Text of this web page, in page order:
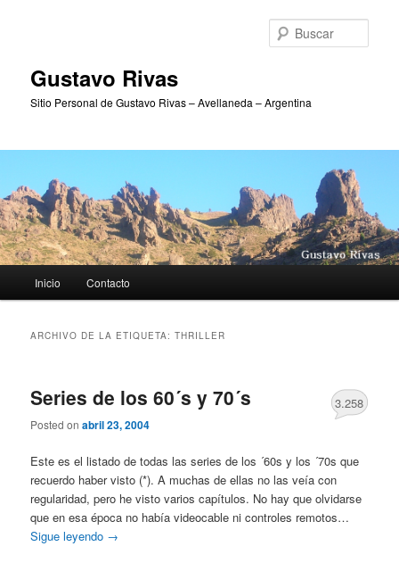
Gustavo Rivas
Sitio Personal de Gustavo Rivas – Avellaneda – Argentina
principal
Inicio Contacto
ARCHIVO DE LA ETIQUETA:THRILLER
Series de los 60´s y 70´s
Posted onabril 23, 2004
3.258
Este es el listado de todas las series de los ´60s y los ´70s que
recuerdo haber visto (*). A muchas de ellas no las veía con
regularidad, pero he visto varios capítulos. No hay que olvidarse
que en esa época no había videocable ni controles remotos…
Sigue leyendo →